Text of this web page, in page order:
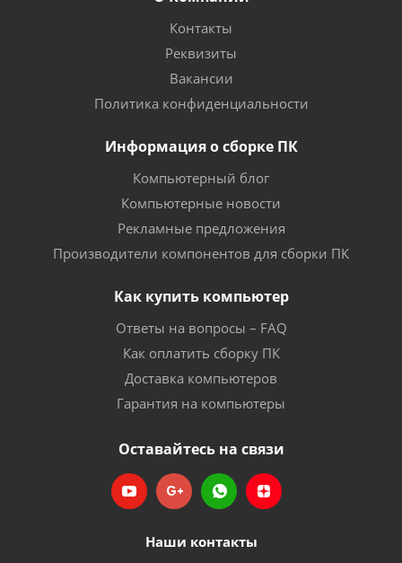
Контакты
Реквизиты
Вакансии
Политика конфиденциальности
Информация о сборке ПК
Компьютерный блог
Компьютерные новости
Рекламные предложения
Производители компонентов для сборки ПК
Как купить компьютер
Ответы на вопросы – FAQ
Как оплатить сборку ПК
Доставка компьютеров
Гарантия на компьютеры
Оставайтесь на связи
Наши контакты